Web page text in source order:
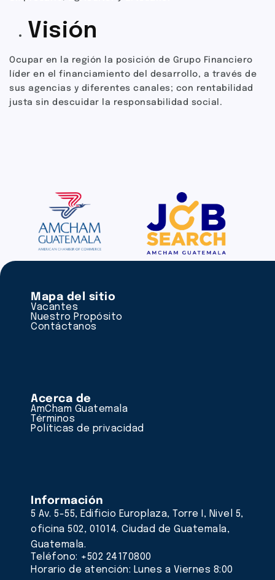
Visión
Ocupar en la región la posición de Grupo Financiero
líder en el financiamiento del desarrollo, a través de
sus agencias y diferentes canales; con rentabilidad
justa sin descuidar la responsabilidad social.
Mapa del sitio
Vacantes
Nuestro Propósito
Contáctanos
Acerca de
AmCham Guatemala
Términos
Políticas de privacidad
Información
5 Av. 5-55, Edificio Europlaza, Torre I, Nivel 5,
oficina 502, 01014. Ciudad de Guatemala,
Guatemala.
Teléfono: +502 24170800
Horario de atención: Lunes a Viernes 8:00